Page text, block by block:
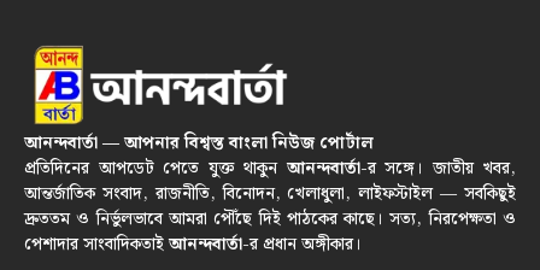
আনন্দবার্তা — আপনার বিশ্বস্ত বাংলা নিউজ পোর্টাল
প্রতিদিনের আপডেট পেতে যুক্ত থাকুনআনন্দবার্তা-র সঙ্গে। জাতীয় খবর,
আন্তর্জাতিক সংবাদ, রাজনীতি, বিনোদন, খেলাধুলা, লাইফস্টাইল — সবকিছুই
দ্রুততম ও নির্ভুলভাবে আমরা পৌঁছে দিই পাঠকের কাছে। সত্য, নিরপেক্ষতা ও
পেশাদার সাংবাদিকতাইআনন্দবার্তা-র প্রধান অঙ্গীকার।